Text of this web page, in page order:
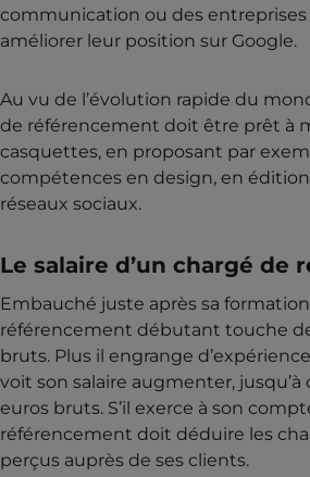
communication ou des
améliorer leur position sur Google.
Au vu de l’évolution rapide du
de référencement doit être prêt à
casquettes, en proposant par
compétences en design, en
réseaux sociaux.
Le salaire d’un chargé de
Embauché juste après sa
référencement débutant touche
bruts. Plus il engrange
voit son salaire augmenter, jusqu’à
euros bruts. S’il exerce à son
référencement doit déduire les
perçus auprès de ses clients.